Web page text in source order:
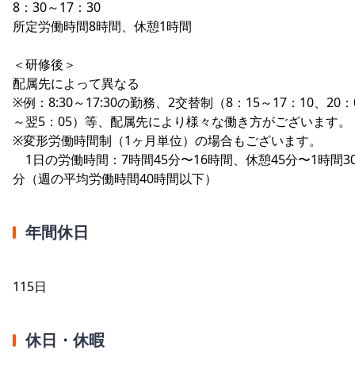
8：30～17：30
所定労働時間8時間、休憩1時間
＜研修後＞
配属先によって異なる
※例：8:30～17:30の勤務、2交替制（8：15～17：10、20
～翌5：05）等、配属先により様々な働き方がございます。
※変形労働時間制（1ヶ月単位）の場合もございます。
1日の労働時間：7時間45分〜16時間、休憩45分〜1時間
分（週の平均労働時間40時間以下）
年間休日
115日
休日・休暇